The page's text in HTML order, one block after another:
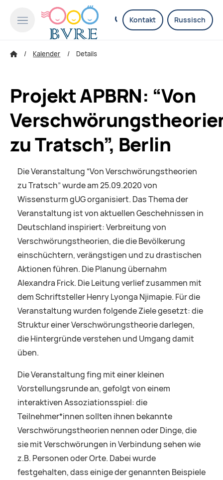
Kontakt Russisch
Kalender Details
Projekt APBRN: “Von
zu Tratsch”, Berlin
Die Veranstaltung “Von Verschwörungstheorien
zu Tratsch” wurde am 25.09.2020 von
Wissensturm gUG organisiert. Das Thema der
Veranstaltung ist von aktuellen Geschehnissen in
Deutschland inspiriert: Verbreitung von
Verschwörungstheorien, die die Bevölkerung
einschüchtern, verängstigen und zu drastischen
Aktionen führen. Die Planung übernahm
Alexandra Frick. Die Leitung verlief zusammen mit
dem Schriftsteller Henry Lyonga Njimapie. Für die
Veranstaltung wurden folgende Ziele gesetzt: die
Struktur einer Verschwörungstheorie darlegen,
die Hintergründe verstehen und Umgang damit
üben.
Die Veranstaltung fing mit einer kleinen
Vorstellungsrunde an, gefolgt von einem
interaktiven Assoziationsspiel: die
Teilnehmer*innen sollten ihnen bekannte
Verschwörungstheorien nennen oder Dinge, die
sie mit Verschwörungen in Verbindung sehen wie
z.B. Personen oder Orte. Dabei wurde
festgehalten, dass einige der genannten Beispiele